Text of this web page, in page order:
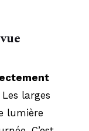
Les larges
lumière